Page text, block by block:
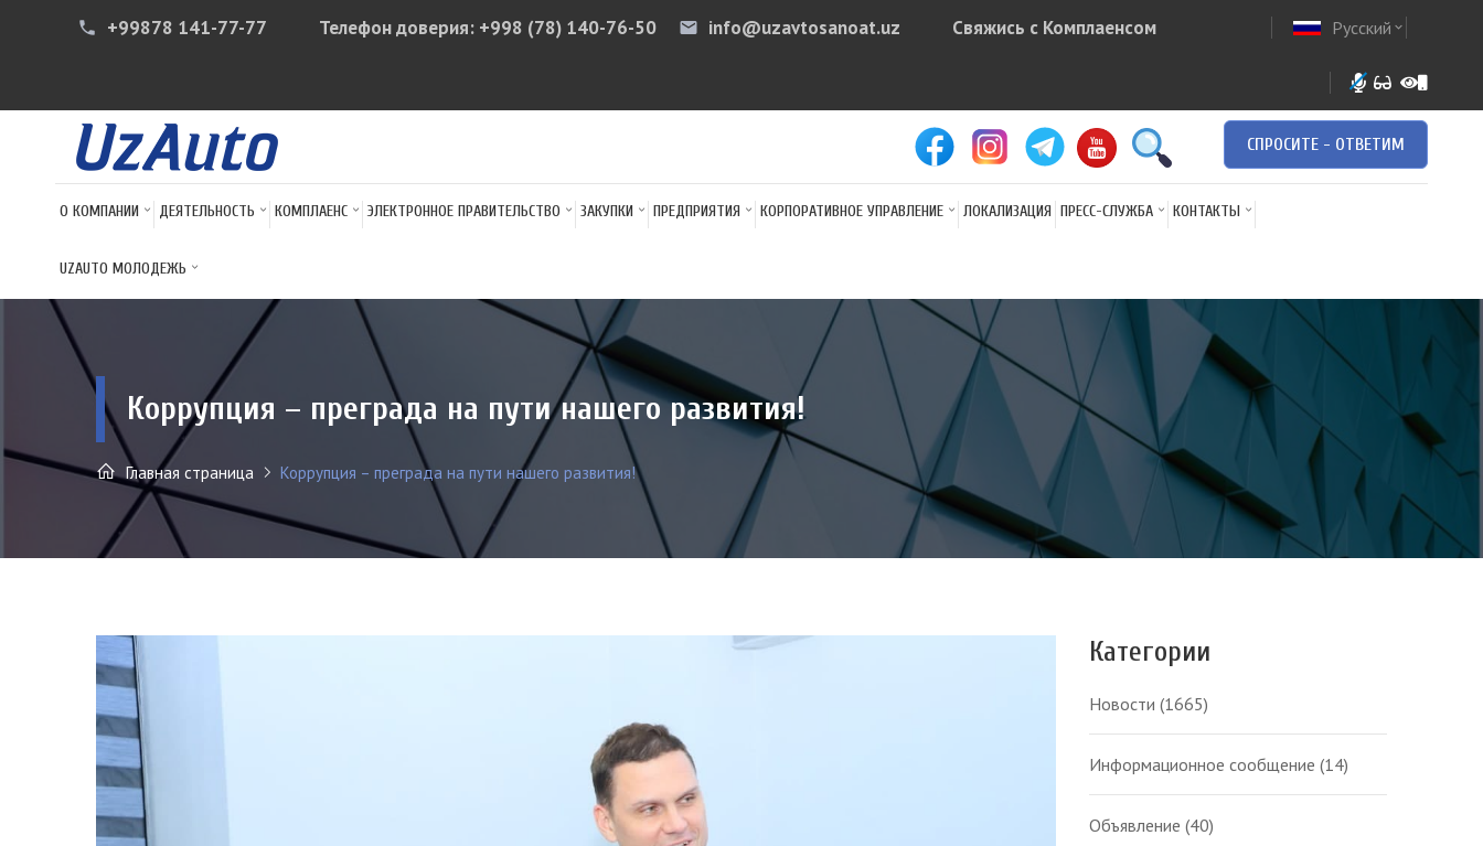
phone +99878 141-77-77 Телефон доверия: +998 (78) 140-76-50 email info@uzavtosanoat.uz arrow
Свяжись с Комплаенсом Русский expand_more
СПРОСИТЕ - ОТВЕТИМ
О КОМПАНИИ ДЕЯТЕЛЬНОСТЬ КОМПЛАЕНС ЭЛЕКТРОННОЕ ПРАВИТЕЛЬСТВО ЗАКУПКИ ПРЕДПРИЯТИЯ КОРПОРАТИВНОЕ УПРАВЛЕНИЕ ЛОКАЛИЗАЦИЯ ПРЕСС-СЛУЖБА КОНТАКТЫ
UZAUTO МОЛОДЕЖЬ
Коррупция – преграда на пути нашего развития!
Главная страница Коррупция – преграда на пути нашего развития!
Категории
Новости (1665)
Информационное сообщение (14)
Объявление (40)